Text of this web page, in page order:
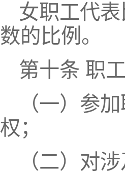
女职工代
数的比例。
第十条 职
（一）参
权；
（二）对